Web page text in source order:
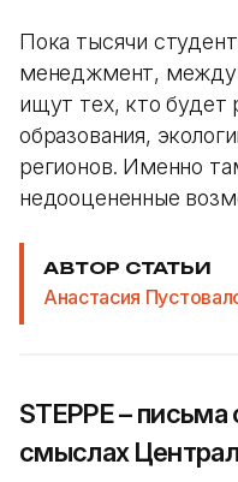
Пока тысячи
менеджмент,
ищут тех, кто
образования,
регионов. Именно
недооцененные
АВТОР СТАТЬИ
Анастасия
STEPPE –
смыслах